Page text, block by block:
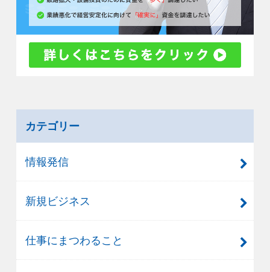
カテゴリー
情報発信
新規ビジネス
仕事にまつわること